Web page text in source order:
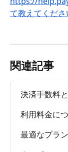
て教えてくださ
関連記事
決済手数料
利用料金に
最適なプラ